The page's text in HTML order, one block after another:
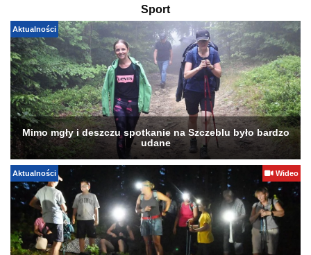
Sport
Aktualności
Mimo mgły i deszczu spotkanie na Szczeblu było bardzo
udane
Aktualności Wideo